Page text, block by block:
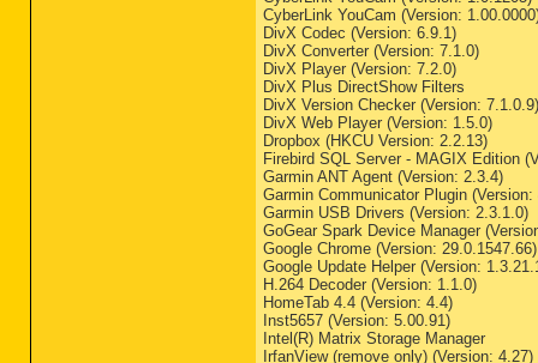
HKLM\...\Run:
HKLM\...\Run: [Adobe
HKLM\...\Run:
HKLM\...\Run:
HKLM\...\Run:
HKLM\...\Run:
HKLM\...\Run:
HKLM\...\Run:
HKLM\...\Run:
HKLM\...\Run: [avgnt] -
HKLM\...\Run:
HKLM\...\Runonce:
Winlogon\Notify\igfxcui:
HKCU\...\Run: [Skype] -
HKCU\...\Run:
HKCU\...\Run: [msnmsgr] -
HKCU\...\Run:
HKCU\...\Run: [ANT
HKCU\...\Run:
HKCU\...\Run:
CyberLink YouCam (Version:
DivX Codec (Version: 6.9.1)
DivX Converter (Version: 7.1.0)
DivX Player (Version: 7.2.0)
DivX Plus DirectShow Filters
DivX Version Checker (Version: 7.1.0.9)
DivX Web Player (Version: 1.5.0)
Dropbox (HKCU Version: 2.2.13)
Firebird SQL Server - MAGIX Edition
Garmin ANT Agent (Version: 2.3.4)
Garmin Communicator Plugin (Version:
Garmin USB Drivers (Version: 2.3.1.0)
GoGear Spark Device Manager
Google Chrome (Version: 29.0.1547.66)
Google Update Helper (Version:
H.264 Decoder (Version: 1.1.0)
HomeTab 4.4 (Version: 4.4)
Inst5657 (Version: 5.00.91)
Intel(R) Matrix Storage Manager
IrfanView (remove only) (Version: 4.27)